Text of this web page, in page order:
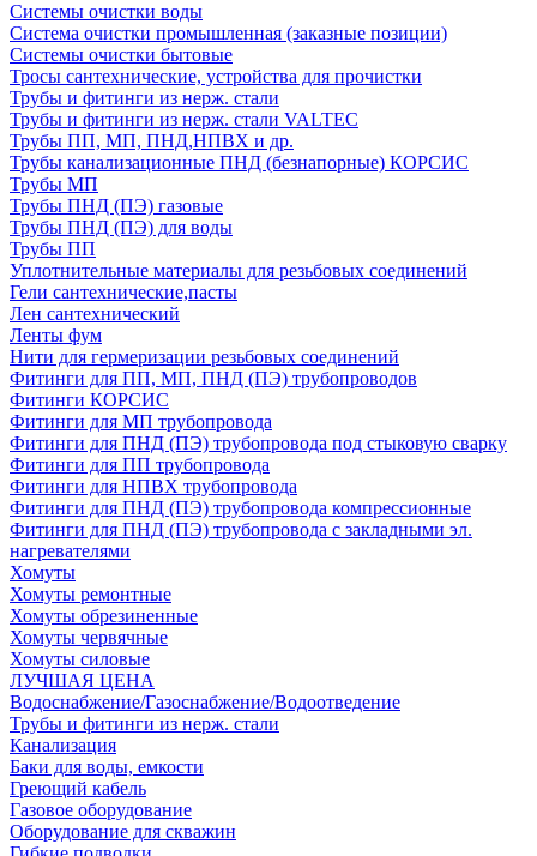
Системы очистки воды
Система очистки промышленная (заказные позиции)
Системы очистки бытовые
Тросы сантехнические, устройства для прочистки
Трубы и фитинги из нерж. стали
Трубы и фитинги из нерж. стали VALTEC
Трубы ПП, МП, ПНД,НПВХ и др.
Трубы канализационные ПНД (безнапорные) КОРСИС
Трубы МП
Трубы ПНД (ПЭ) газовые
Трубы ПНД (ПЭ) для воды
Трубы ПП
Уплотнительные материалы для резьбовых соединений
Гели сантехнические,пасты
Лен сантехнический
Ленты фум
Нити для гермеризации резьбовых соединений
Фитинги для ПП, МП, ПНД (ПЭ) трубопроводов
Фитинги КОРСИС
Фитинги для МП трубопровода
Фитинги для ПНД (ПЭ) трубопровода под стыковую сварку
Фитинги для ПП трубопровода
Фитинги для НПВХ трубопровода
Фитинги для ПНД (ПЭ) трубопровода компрессионные
Фитинги для ПНД (ПЭ) трубопровода с закладными эл.
нагревателями
Хомуты
Хомуты ремонтные
Хомуты обрезиненные
Хомуты червячные
Хомуты силовые
ЛУЧШАЯ ЦЕНА
Водоснабжение/Газоснабжение/Водоотведение
Трубы и фитинги из нерж. стали
Канализация
Баки для воды, емкости
Греющий кабель
Газовое оборудование
Оборудование для скважин